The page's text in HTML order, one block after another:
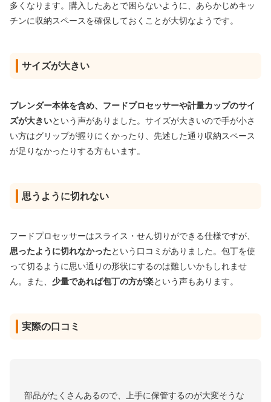
多くなります。購入したあとで困らないように、あらかじめキッ
チンに収納スペースを確保しておくことが大切なようです。
サイズが大きい
ブレンダー本体を含め、フードプロセッサーや計量カップのサイ
ズが大きいという声がありました。サイズが大きいので手が小さ
い方はグリップが握りにくかったり、先述した通り収納スペース
が足りなかったりする方もいます。
思うように切れない
フードプロセッサーはスライス・せん切りができる仕様ですが、
思ったように切れなかった という口コミがありました。包丁を使
って切るように思い通りの形状にするのは難しいかもしれませ
ん。また、 少量であれば包丁の方が楽という声もあります。
実際の口コミ
部品がたくさんあるので、上手に保管するのが大変そうな